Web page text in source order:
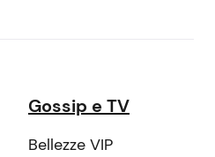
Gossip e TV
Bellezze VIP